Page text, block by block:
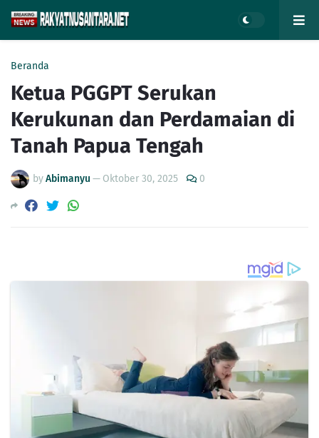
Beranda
Ketua PGGPT Serukan
Kerukunan dan Perdamaian di
Tanah Papua Tengah
byAbimanyu — Oktober 30, 2025 0